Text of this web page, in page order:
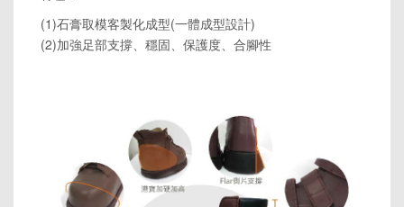
(1)石膏取模客製化成型(一體成型設計)
(2)加強足部支撐、穩固、保護度、合腳性